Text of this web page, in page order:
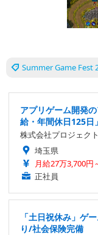
Summer Game Fest
アプリゲーム開発
給・年間休日125
株式会社プロジェク
埼玉県
月給27万3,700円
正社員
「土日祝休み」ゲ
り/社会保険完備